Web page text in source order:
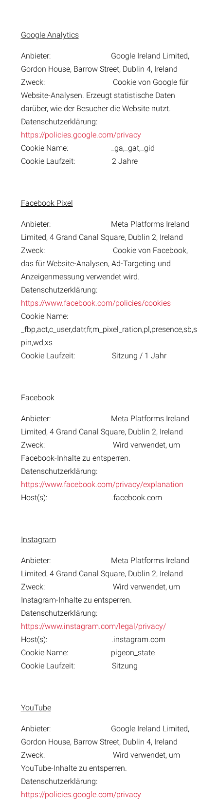
Google Analytics
Anbieter: Google Ireland Limited,
Gordon House, Barrow Street, Dublin 4, Ireland
Zweck: Cookie von Google für
Website-Analysen. Erzeugt statistische Daten
darüber, wie der Besucher die Website nutzt.
Datenschutzerklärung:
https://policies.google.com/privacy
Cookie Name: _ga,_gat,_gid
Cookie Laufzeit: 2 Jahre
Facebook Pixel
Anbieter: Meta Platforms Ireland
Limited, 4 Grand Canal Square, Dublin 2, Ireland
Zweck: Cookie von Facebook,
das für Website-Analysen, Ad-Targeting und
Anzeigenmessung verwendet wird.
Datenschutzerklärung:
https://www.facebook.com/policies/cookies
Cookie Name:
_fbp,act,c_user,datr,fr,m_pixel_ration,pl,presence,sb,s
pin,wd,xs
Cookie Laufzeit: Sitzung / 1 Jahr
Facebook
Anbieter: Meta Platforms Ireland
Limited, 4 Grand Canal Square, Dublin 2, Ireland
Zweck: Wird verwendet, um
Facebook-Inhalte zu entsperren.
Datenschutzerklärung:
https://www.facebook.com/privacy/explanation
Host(s): .facebook.com
Instagram
Anbieter: Meta Platforms Ireland
Limited, 4 Grand Canal Square, Dublin 2, Ireland
Zweck: Wird verwendet, um
Instagram-Inhalte zu entsperren.
Datenschutzerklärung:
https://www.instagram.com/legal/privacy/
Host(s): .instagram.com
Cookie Name: pigeon_state
Cookie Laufzeit: Sitzung
YouTube
Anbieter: Google Ireland Limited,
Gordon House, Barrow Street, Dublin 4, Ireland
Zweck: Wird verwendet, um
YouTube-Inhalte zu entsperren.
Datenschutzerklärung:
https://policies.google.com/privacy